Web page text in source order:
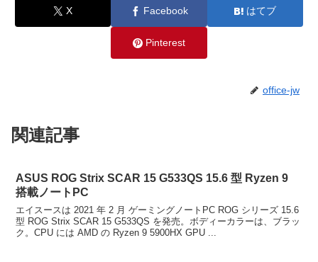
X Facebook はてブ
Pinterest
office-jw
関連記事
ASUS ROG Strix SCAR 15 G533QS 15.6 型 Ryzen 9
搭載ノートPC
エイスースは 2021 年 2 月 ゲーミングノートPC ROG シリーズ 15.6
型 ROG Strix SCAR 15 G533QS を発売。ボディーカラーは、ブラッ
ク。CPU には AMD の Ryzen 9 5900HX GPU ...